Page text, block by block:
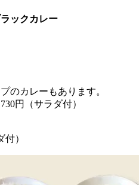
ックカレー
のカレーもあります。
円（サラダ付）
）